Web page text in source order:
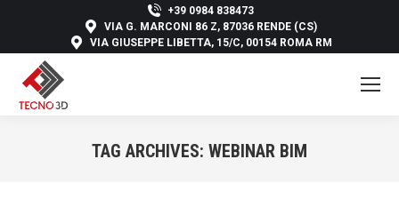
+39 0984 838473
VIA G. MARCONI 86 Z, 87036 RENDE (CS)
VIA GIUSEPPE LIBETTA, 15/C, 00154 ROMA RM
TAG ARCHIVES: WEBINAR BIM